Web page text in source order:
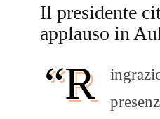
Il presidente
applauso in
“R